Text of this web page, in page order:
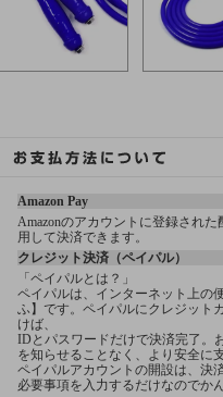
Amazon Pay
Amazonのアカウントに登録され
用して決済できます。
クレジット決済（ペイパル）
「ペイパルとは？」
ペイパルは、インターネット上の
ふ】です。ペイパルにクレジット
けば、
IDとパスワードだけで決済完了。
を知らせることなく、より安全に
ペイパルアカウントの開設は、決
必要事項を入力するだけなのでか